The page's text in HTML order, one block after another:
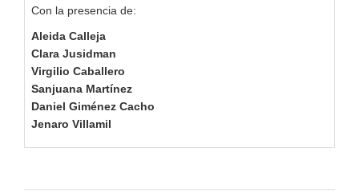
Con la presencia de:
Aleida Calleja
Clara Jusidman
Virgilio Caballero
Sanjuana Martínez
Daniel Giménez Cacho
Jenaro Villamil